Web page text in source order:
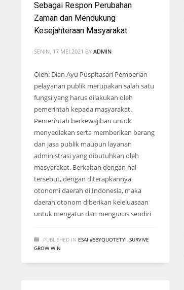
Sebagai Respon Perubahan
Zaman dan Mendukung
Kesejahteraan Masyarakat
SENIN, 17 MEI 2021 BY ADMIN
Oleh: Dian Ayu Puspitasari Pemberian
pelayanan publik merupakan salah satu
fungsi yang harus dilakukan oleh
pemerintah kepada masyarakat.
Pemerintah berkewajiban untuk
menyediakan serta memberikan barang
dan jasa publik maupun layanan
administrasi yang dibutuhkan oleh
masyarakat. Berkaitan dengan hal
tersebut, dengan diterapkannya
otonomi daerah di Indonesia, maka
daerah otonom diberikan keleluasaan
untuk mengatur dan mengurus sendiri
PUBLISHED IN ESAI #SBYQUOTETYI, SURVIVE
GROW WIN